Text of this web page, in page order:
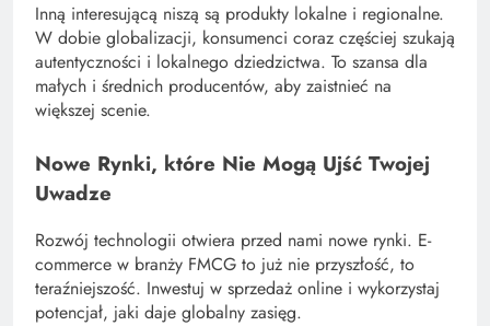
Inną interesującą niszą są produkty lokalne i regionalne.
W dobie globalizacji, konsumenci coraz częściej szukają
autentyczności i lokalnego dziedzictwa. To szansa dla
małych i średnich producentów, aby zaistnieć na
większej scenie.
Nowe Rynki, które Nie Mogą Ujść Twojej
Uwadze
Rozwój technologii otwiera przed nami nowe rynki. E-
commerce w branży FMCG to już nie przyszłość, to
teraźniejszość. Inwestuj w sprzedaż online i wykorzystaj
potencjał, jaki daje globalny zasięg.